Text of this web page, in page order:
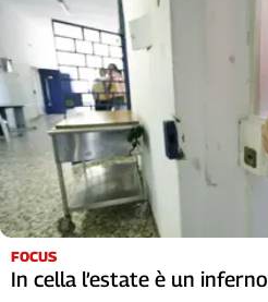
Cerca
Contatti
La
redazione
Newsletter
FOCUS
In cella l’estate è un inferno